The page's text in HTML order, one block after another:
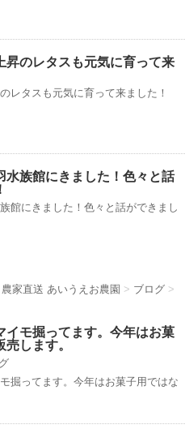
昇のレタスも元気に育って来
レタスも元気に育って来ました！
水族館にきました！色々と話
館にきました！色々と話ができまし
家直送 あいうえお農園 > ブログ >
イモ掘ってます。今年はお菓
します。
掘ってます。今年はお菓子用ではな